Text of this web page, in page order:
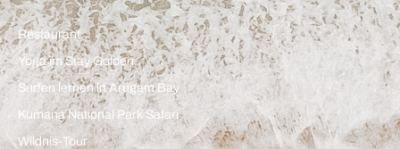
Restaurant
Yoga im Stay Golden
Surfen lernen in Arugam Bay
Kumana National Park Safari
Wildnis-Tour